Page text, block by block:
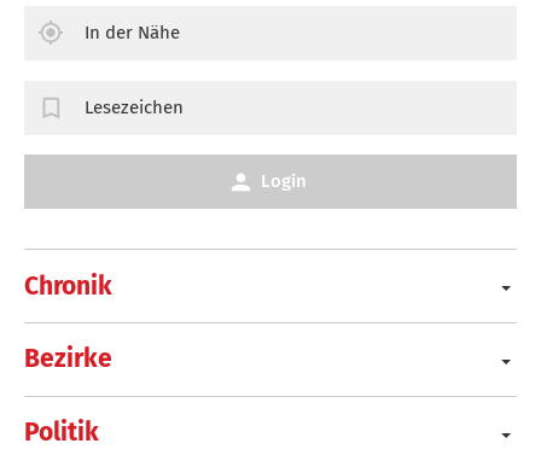
Chronik
Bezirke
Politik
In der Nähe
Lesezeichen
Login